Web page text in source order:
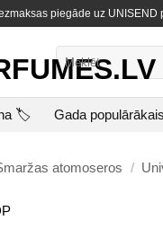
piegāde uz UNISEND
🏷️ Gada populārākais
atomoseros /